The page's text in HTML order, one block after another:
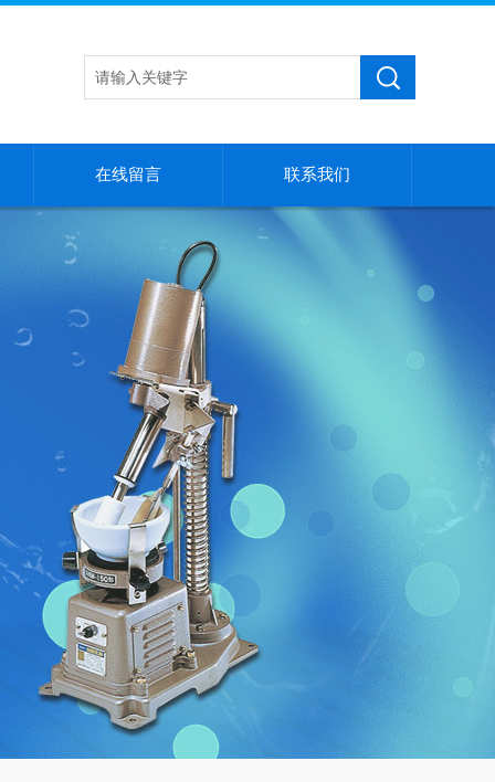
在线留言 联系我们